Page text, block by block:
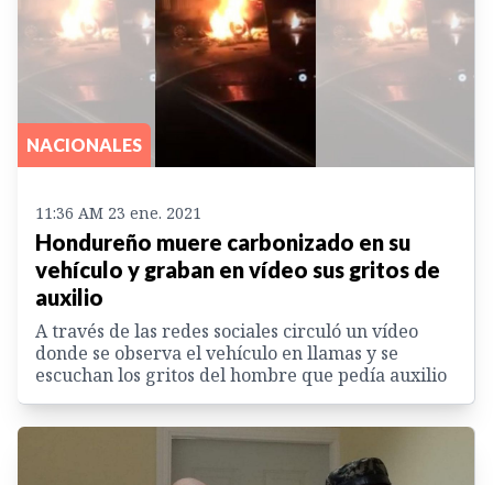
NACIONALES
11:36 AM 23 ene. 2021
Hondureño muere carbonizado en su
vehículo y graban en vídeo sus gritos de
auxilio
A través de las redes sociales circuló un vídeo
donde se observa el vehículo en llamas y se
escuchan los gritos del hombre que pedía auxilio